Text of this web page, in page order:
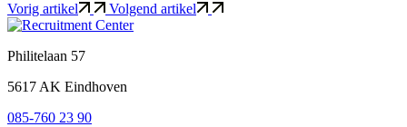
Vorig artikel Volgend artikel
Philitelaan 57
5617 AK Eindhoven
085-760 23 90